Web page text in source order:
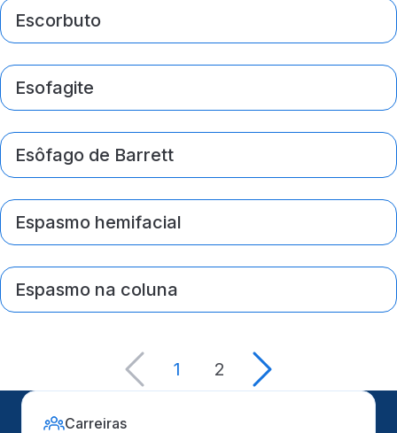
Escorbuto
Esofagite
Esôfago de Barrett
Espasmo hemifacial
Espasmo na coluna
1 2
Carreiras